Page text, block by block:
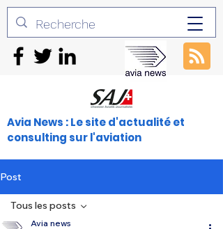
Avia News : Le site d'actualité et
consulting sur l'aviation
Post
Tous les posts
Avia news